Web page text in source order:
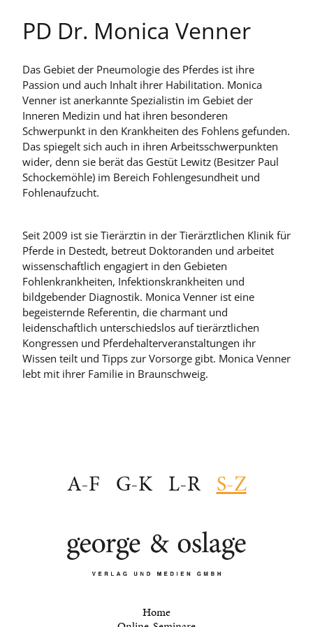
PD Dr. Monica Venner
Das Gebiet der Pneumologie des Pferdes ist ihre
Passion und auch Inhalt ihrer Habilitation. Monica
Venner ist anerkannte Spezialistin im Gebiet der
Inneren Medizin und hat ihren besonderen
Schwerpunkt in den Krankheiten des Fohlens gefunden.
Das spiegelt sich auch in ihren Arbeitsschwerpunkten
wider, denn sie berät das Gestüt Lewitz (Besitzer Paul
Schockemöhle) im Bereich Fohlengesundheit und
Fohlenaufzucht.
Seit 2009 ist sie Tierärztin in der Tierärztlichen Klinik für
Pferde in Destedt, betreut Doktoranden und arbeitet
wissenschaftlich engagiert in den Gebieten
Fohlenkrankheiten, Infektionskrankheiten und
bildgebender Diagnostik. Monica Venner ist eine
begeisternde Referentin, die charmant und
leidenschaftlich unterschiedslos auf tierärztlichen
Kongressen und Pferdehalterveranstaltungen ihr
Wissen teilt und Tipps zur Vorsorge gibt. Monica Venner
lebt mit ihrer Familie in Braunschweig.
A-F G-K L-R S-Z
Home